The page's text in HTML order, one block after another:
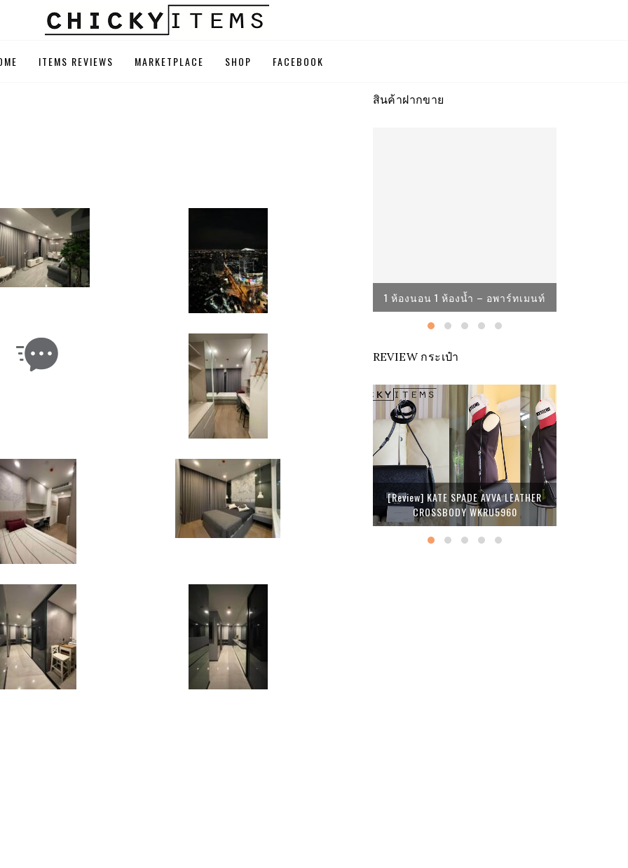
ะเป๋า Coach, Michael Kors, Kate Spade
ำหรับผู้หญิง
ITEMS REVIEWS MARKETPLACE SHOP FACEBOOK
สินค้าฝากขาย
อพาร์ทเมนท์ 1 ห้องนอน 1 ห้องน้ำ 1 ห้องนอน 1 ห้องน้ำ – อพาร์ทเมนท์
REVIEW กระเป๋า
[Review] KATE SPADE DAVIES MEWS
SMALL MERRIAM PXRU6238
[Review] KATE SPADE AVVA LEATHER
CROSSBODY WKRU5960
[Review] COACH LEXY SHOULDER
BAG IN SIGNATURE JACQUARD
F27579